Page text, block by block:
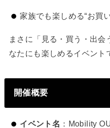
家族でも楽しめる“お買
まさに「見る・買う・出
なたにも楽しめるイベント
開催概要
イベント名 ：Mobility